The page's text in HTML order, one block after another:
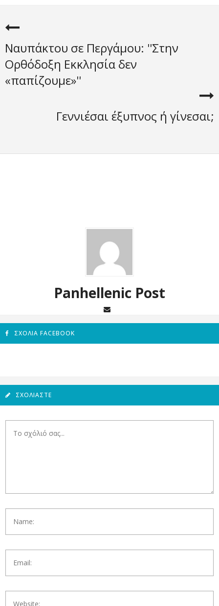
Ναυπάκτου σε Περγάμου: ''Στην
Ορθόδοξη Εκκλησία δεν
«παπίζουμε»''
Γεννιέσαι έξυπνος ή γίνεσαι;
Panhellenic Post
ΣΧΌΛΙΑ FACEBOOK
ΣΧΟΛΙΆΣΤΕ